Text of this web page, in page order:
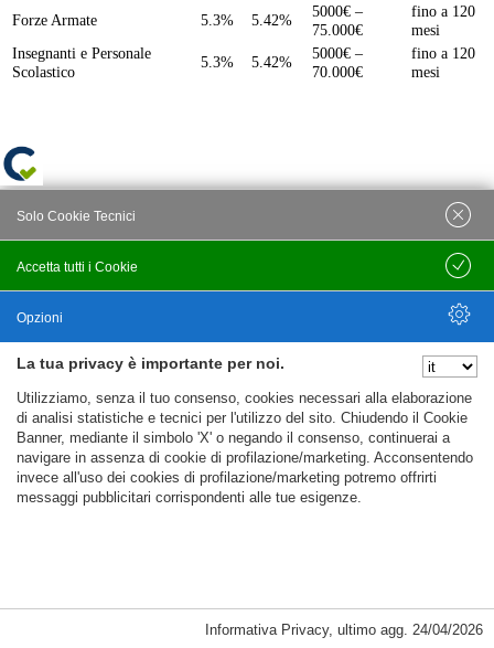
Forze Armate
5.3% 5.42%
5000€ –
75.000€
fino a 120
mesi
Insegnanti e Personale
Scolastico
5.3% 5.42%
5000€ –
70.000€
fino a 120
mesi
La tua privacy è importante per noi.
Utilizziamo, senza il tuo consenso, cookies necessari alla elaborazione
di analisi statistiche e tecnici per l'utilizzo del sito. Chiudendo il Cookie
Banner, mediante il simbolo 'X' o negando il consenso, continuerai a
navigare in assenza di cookie di profilazione/marketing. Acconsentendo
invece all'uso dei cookies di profilazione/marketing potremo offrirti
messaggi pubblicitari corrispondenti alle tue esigenze.
Cookie Necessari, Tecnici di Sessione
Accetta tutti i Cookie
Solo Cookie Tecnici
Salva
Opzioni
Nascondi Opzioni
Informativa Privacy, ultimo agg. 24/04/2026